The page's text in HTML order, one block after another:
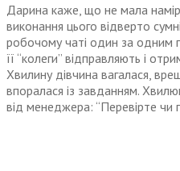
Дарина каже, що не мала
виконання цього відверто
робочому чаті один за одним
її “колеги” відправляють і
Хвилину дівчина вагалася,
впоралася із завданням.
від менеджера: “Перевірте чи